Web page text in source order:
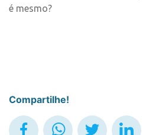
é mesmo?
Compartilhe!